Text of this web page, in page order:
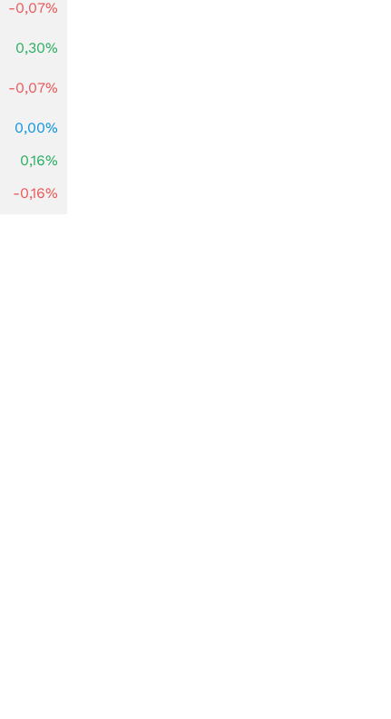
-0,07%
0,30%
-0,07%
0,00%
0,16%
-0,16%